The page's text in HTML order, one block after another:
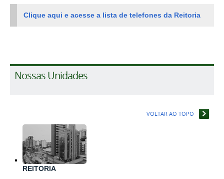
Clique aqui e acesse a lista de telefones da Reitoria
Nossas Unidades
VOLTAR AO TOPO
REITORIA